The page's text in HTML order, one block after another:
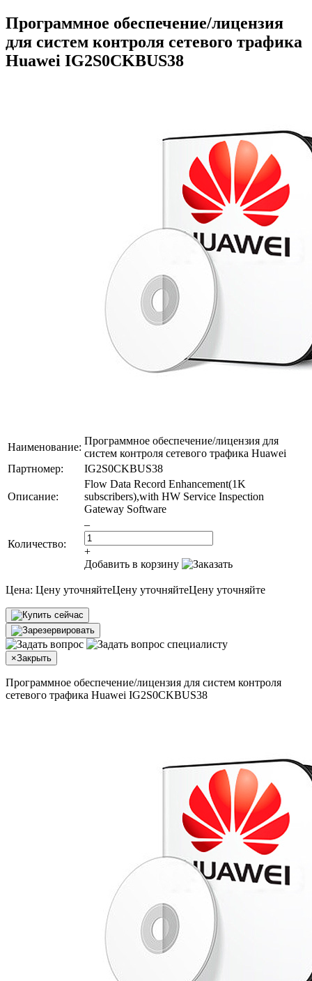
Программное обеспечение/лицензия
для систем контроля сетевого трафика
Huawei IG2S0CKBUS38
Наименование:
Программное обеспечение/лицензия для
систем контроля сетевого трафика Huawei
Партномер:
IG2S0CKBUS38
Описание:
Flow Data Record Enhancement(1K
subscribers),with HW Service Inspection
Gateway Software
Количество:
–
+
Добавить в корзину
Цена: Цену уточняйтеЦену уточняйтеЦену уточняйте
×Закрыть
Программное обеспечение/лицензия для систем контроля
сетевого трафика Huawei IG2S0CKBUS38